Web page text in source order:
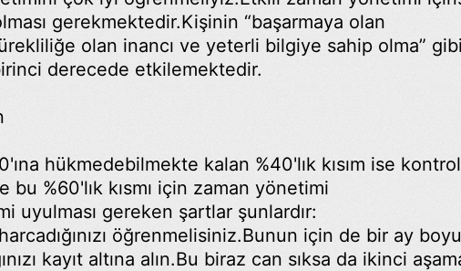
gerekmektedir.Kişinin “başarmaya olan
olan inancı ve yeterli bilgiye sahip olma” gibi
derecede etkilemektedir.
hükmedebilmekte kalan %40'lık kısım ise
bu %60'lık kısmı için zaman yönetimi
uyulması gereken şartlar şunlardır:
öğrenmelisiniz.Bunun için de bir ay
kayıt altına alın.Bu biraz can sıksa da ikinci